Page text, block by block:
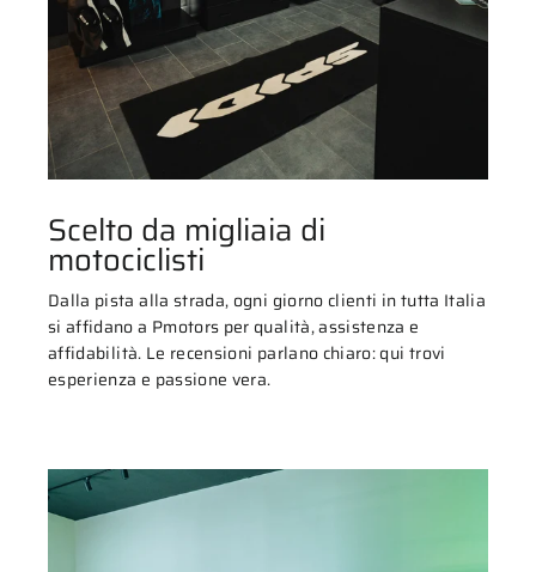
Scelto da migliaia di
motociclisti
Dalla pista alla strada, ogni giorno clienti in tutta Italia
si affidano a Pmotors per qualità, assistenza e
affidabilità. Le recensioni parlano chiaro: qui trovi
esperienza e passione vera.